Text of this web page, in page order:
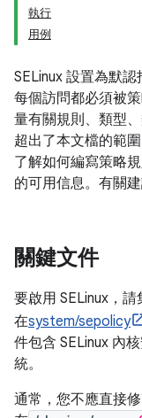
執行
用例
SELinux 設置為默
每個訪問都必須被
量有關規則、類型
超出了本文檔的範
了解如何編寫策略
的可用信息。有關
關鍵文件
要啟用 SELinux，請
在system/sepolicy
件包含 SELinux 內
統。
通常，您不應直接